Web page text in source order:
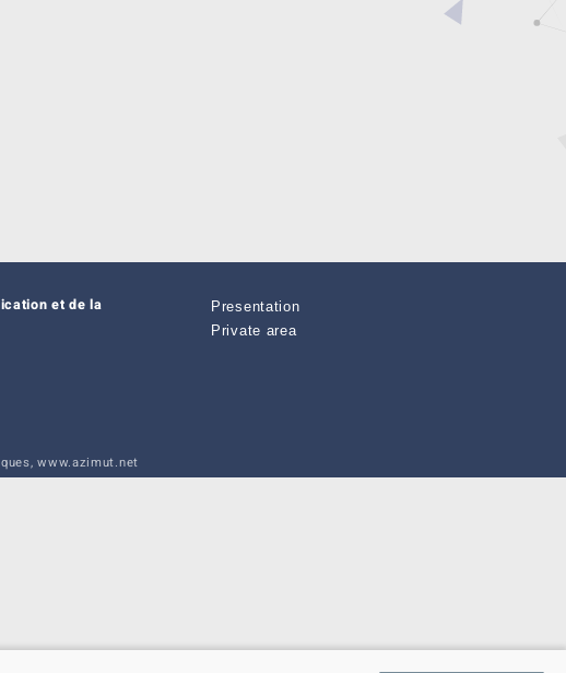
et de la
Presentation
Private area
www.azimut.net